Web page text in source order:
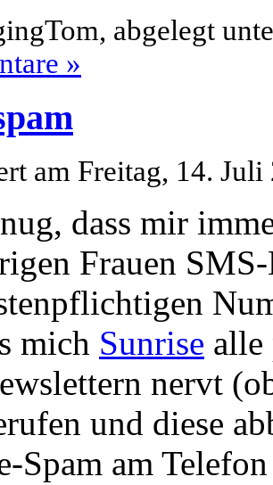
abgelegt
»
am Freitag, 14.
dass mir
Frauen
mich Sunrise alle
nervt
und diese
Spam am